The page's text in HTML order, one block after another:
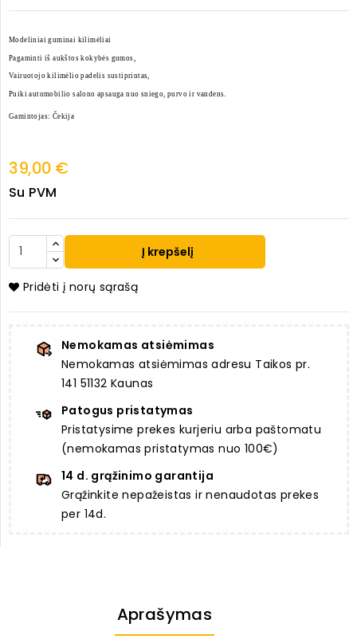
Modeliniai guminai kilimėliai
Pagaminti iš aukštos kokybės gumos,
Vairuotojo kilimėlio padelis sustiprintas,
Puiki automobilio salono apsauga nuo sniego, purvo ir vandens.
Gamintojas: Čekija
39,00 €
Su PVM
Į krepšelį
Pridėti į norų sąrašą
Nemokamas atsiėmimas
Nemokamas atsiėmimas adresu Taikos pr.
141 51132 Kaunas
Patogus pristatymas
Pristatysime prekes kurjeriu arba paštomatu
(nemokamas pristatymas nuo 100€)
14 d. grąžinimo garantija
Grąžinkite nepažeistas ir nenaudotas prekes
per 14d.
Aprašymas